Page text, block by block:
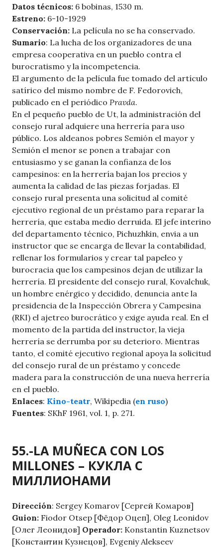
Datos técnicos: 6 bobinas, 1530 m.
Estreno: 6-10-1929
Conservación: La película no se ha conservado.
Sumario: La lucha de los organizadores de una
empresa cooperativa en un pueblo contra el
burocratismo y la incompetencia.
El argumento de la película fue tomado del artículo
satírico del mismo nombre de F. Fedorovich,
publicado en el periódico Pravda.
En el pequeño pueblo de Ut, la administración del
consejo rural adquiere una herrería para uso
público. Los aldeanos pobres Semión el mayor y
Semión el menor se ponen a trabajar con
entusiasmo y se ganan la confianza de los
campesinos: en la herrería bajan los precios y
aumenta la calidad de las piezas forjadas. El
consejo rural presenta una solicitud al comité
ejecutivo regional de un préstamo para reparar la
herrería, que estaba medio derruida. El jefe interino
del departamento técnico, Pichuzhkin, envia a un
instructor que se encarga de llevar la contabilidad,
rellenar los formularios y crear tal papeleo y
burocracia que los campesinos dejan de utilizar la
herrería. El presidente del consejo rural, Kovalchuk,
un hombre enérgico y decidido, denuncia ante la
presidencia de la Inspección Obrera y Campesina
(RKI) el ajetreo burocrático y exige ayuda real. En el
momento de la partida del instructor, la vieja
herrería se derrumba por su deterioro. Mientras
tanto, el comité ejecutivo regional apoya la solicitud
del consejo rural de un préstamo y concede
madera para la construcción de una nueva herrería
en el pueblo.
Enlaces: Kino-teatr, Wikipedia (en ruso)
Fuentes: SKhF 1961, vol. 1, p. 271.
55.-LA MUÑECA CON LOS
MILLONES – КУКЛА С
МИЛЛИОНАМИ
Dirección: Sergey Komarov [Сергей Комаров]
Guion: Fiodor Otsep [Фёдор Оцеп], Oleg Leonidov
[Олег Леонидов] Operador: Konstantin Kuznetsov
[Константин Кузнецов], Evgeniy Alekseev